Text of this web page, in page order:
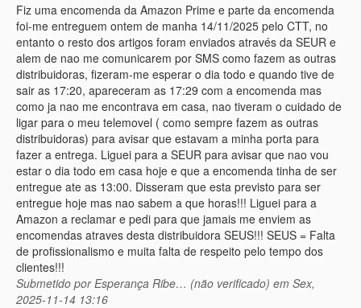
Fiz uma encomenda da Amazon Prime e parte da encomenda
foi-me entreguem ontem de manha 14/11/2025 pelo CTT, no
entanto o resto dos artigos foram enviados através da SEUR e
alem de nao me comunicarem por SMS como fazem as outras
distribuidoras, fizeram-me esperar o dia todo e quando tive de
sair as 17:20, apareceram as 17:29 com a encomenda mas
como ja nao me encontrava em casa, nao tiveram o cuidado de
ligar para o meu telemovel ( como sempre fazem as outras
distribuidoras) para avisar que estavam a minha porta para
fazer a entrega. Liguei para a SEUR para avisar que nao vou
estar o dia todo em casa hoje e que a encomenda tinha de ser
entregue ate as 13:00. Disseram que esta previsto para ser
entregue hoje mas nao sabem a que horas!!! Liguei para a
Amazon a reclamar e pedi para que jamais me enviem as
encomendas atraves desta distribuidora SEUS!!! SEUS = Falta
de profissionalismo e muita falta de respeito pelo tempo dos
clientes!!!
Submetido porEsperança Ribe… (não verificado) em Sex,
2025-11-14 13:16